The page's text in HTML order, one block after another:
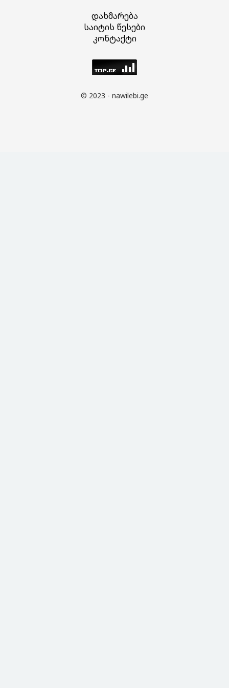
დახმარება
საიტის წესები
კონტაქტი
© 2023 - nawilebi.ge